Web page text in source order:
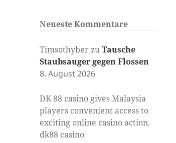
Neueste Kommentare
Timsothyber zuTausche
Staubsauger gegen Flossen
8. August 2026
DK 88 casino gives Malaysia
players convenient access to
exciting online casino action.
dk88 casino